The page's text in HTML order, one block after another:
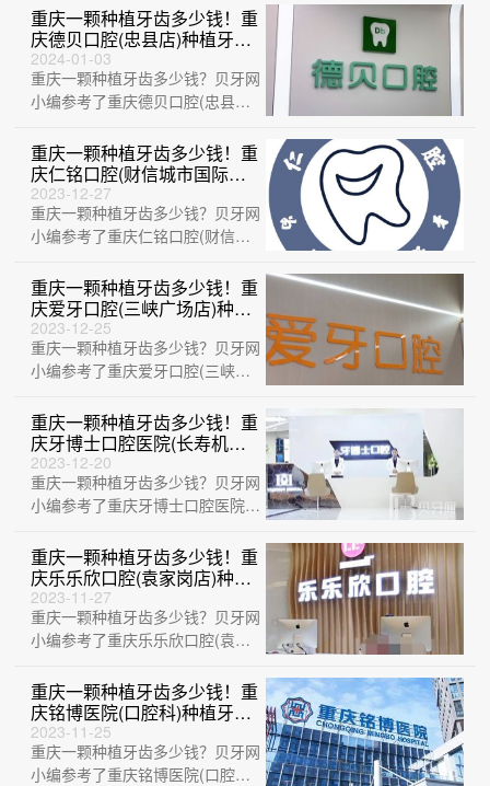
美莱口腔医院···
重庆一颗种植牙齿多少钱！重
庆德贝口腔(忠县店)种植牙价
目表已更新，德国贝格bego
种植体：4899元起/颗！
2024-01-03
重庆一颗种植牙齿多少钱？贝牙网
小编参考了重庆德贝口腔(忠县
构)、重庆···
重庆一颗种植牙齿多少钱！重
庆仁铭口腔(财信城市国际店)
种植牙价格表抢先看，国产拜
阿蒙种植牙：2454元起/颗！
2023-12-27
重庆一颗种植牙齿多少钱？贝牙网
小编参考了重庆仁铭口腔(财信城
院区)、···
重庆一颗种植牙齿多少钱！重
庆爱牙口腔(三峡广场店)种牙
超划算，国产钛基牙(BAM)种
植牙价格：3077元起/颗！
2023-12-25
重庆一颗种植牙齿多少钱？贝牙网
小编参考了重庆爱牙口腔(三峡广
机构)、···
重庆一颗种植牙齿多少钱！重
庆牙博士口腔医院(长寿机构)
种植牙价目表已更新，瑞典尼
奥斯neoss种植牙：7943元
起/颗！
2023-12-20
重庆一颗种植牙齿多少钱？贝牙网
小编参考了重庆牙博士口腔医院
城院区)、···
重庆一颗种植牙齿多少钱！重
庆乐乐欣口腔(袁家岗店)种植
牙价目表已更新，瑞士iti：
6065元起/颗！
2023-11-27
重庆一颗种植牙齿多少钱？贝牙网
小编参考了重庆乐乐欣口腔(袁家
口腔科、重···
重庆一颗种植牙齿多少钱！重
庆铭博医院(口腔科)种植牙医
院排名TOP1，瑞士锆钛锆合
金种植牙：7812元起/颗！
2023-11-25
重庆一颗种植牙齿多少钱？贝牙网
小编参考了重庆铭博医院(口腔